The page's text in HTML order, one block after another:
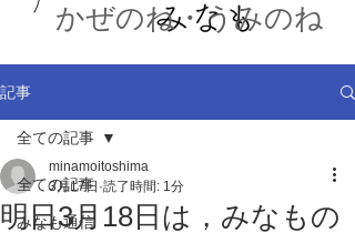
かぜのね・うみのね
記事
全ての記事
みなも通信
全ての記事
明日3月18日は，みなもの
minamoitoshima
3月17日 読了時間: 1分